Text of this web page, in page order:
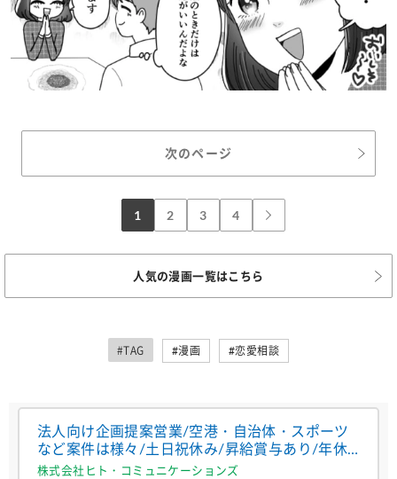
次のページ
1 2 3 4
人気の漫画一覧はこちら
#TAG #漫画 #恋愛相談
法人向け企画提案営業/空港・自治体・スポーツ
など案件は様々/土日祝休み/昇給賞与あり/年休
122日
株式会社ヒト・コミュニケーションズ